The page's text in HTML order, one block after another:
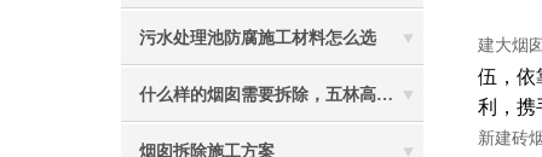
污水处理池防腐施工材料怎么选
什么样的烟囱需要拆除，五林高空烟囱拆除讲与你听
烟囱拆除施工方案
建大烟
伍，依
利，
新建砖